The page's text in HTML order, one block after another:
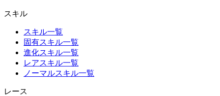
スキル
スキル一覧
固有スキル一覧
進化スキル一覧
レアスキル一覧
ノーマルスキル一覧
レース